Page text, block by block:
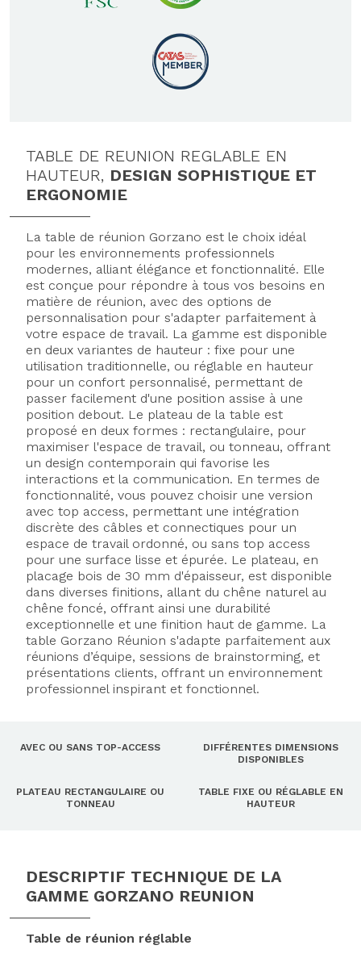
TABLE DE REUNION REGLABLE EN
HAUTEUR, DESIGN SOPHISTIQUE ET
ERGONOMIE
La table de réunion Gorzano est le choix idéal
pour les environnements professionnels
modernes, alliant élégance et fonctionnalité. Elle
est conçue pour répondre à tous vos besoins en
matière de réunion, avec des options de
personnalisation pour s'adapter parfaitement à
votre espace de travail. La gamme est disponible
en deux variantes de hauteur : fixe pour une
utilisation traditionnelle, ou réglable en hauteur
pour un confort personnalisé, permettant de
passer facilement d'une position assise à une
position debout. Le plateau de la table est
proposé en deux formes : rectangulaire, pour
maximiser l'espace de travail, ou tonneau, offrant
un design contemporain qui favorise les
interactions et la communication. En termes de
fonctionnalité, vous pouvez choisir une version
avec top access, permettant une intégration
discrète des câbles et connectiques pour un
espace de travail ordonné, ou sans top access
pour une surface lisse et épurée. Le plateau, en
placage bois de 30 mm d'épaisseur, est disponible
dans diverses finitions, allant du chêne naturel au
chêne foncé, offrant ainsi une durabilité
exceptionnelle et une finition haut de gamme. La
table Gorzano Réunion s'adapte parfaitement aux
réunions d’équipe, sessions de brainstorming, et
présentations clients, offrant un environnement
professionnel inspirant et fonctionnel.
AVEC OU SANS TOP-ACCESS
DIFFÉRENTES DIMENSIONS
DISPONIBLES
PLATEAU RECTANGULAIRE OU
TONNEAU
TABLE FIXE OU RÉGLABLE EN
HAUTEUR
DESCRIPTIF TECHNIQUE DE LA
GAMME GORZANO REUNION
Table de réunion réglable